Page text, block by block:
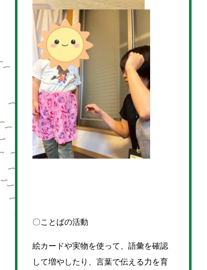
〇ことばの活動
絵カードや実物を使って、語彙を確認
して増やしたり、言葉で伝える力を育